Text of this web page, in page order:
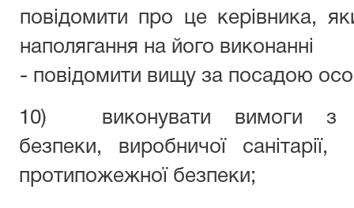
повідомити про це керівника,
наполягання на його виконанні
- повідомити вищу за посадою
10) виконувати вимоги з
безпеки, виробничої санітарії,
протипожежної безпеки;